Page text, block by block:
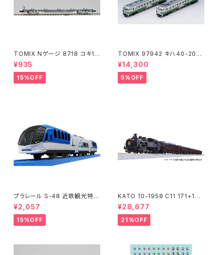
TOMIX Nゲージ 8718 コキ10
7 (増備型・コンテナなし) 鉄道
模型
¥935
15%OFF
TOMIX 97942 キハ40-200
0(アリガトウキハ40・48・男鹿
線)2両 鉄道模型
¥14,300
5%OFF
プラレール S-48 近鉄観光特急
しまかぜ 鉄道模型
¥2,057
15%OFF
KATO 10-1958 C11 171+14
系｢SL冬の湿原号｣ 6両セット
特企品 Nゲージ 鉄道模型 北海
道（新品 在庫品）
¥28,677
21%OFF